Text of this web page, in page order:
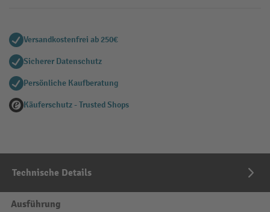
Versandkostenfrei ab 250€
Sicherer Datenschutz
Persönliche Kaufberatung
Käuferschutz - Trusted Shops
Technische Details
Ausführung